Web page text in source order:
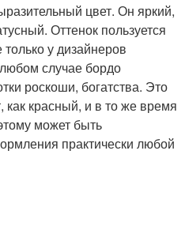
цвет. Он яркий,
Оттенок пользуется
у дизайнеров
случае бордо
роскоши, богатства. Это
красный, и в то же время
может быть
практически любой